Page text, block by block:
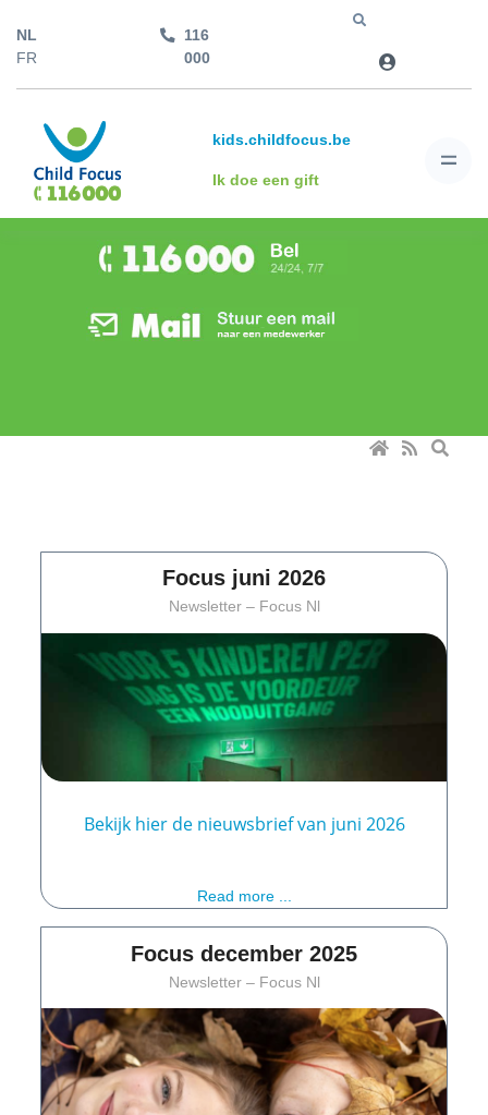
NL
FR
116
000
kids.childfocus.be
Ik doe een gift
Focus juni 2026
Newsletter – Focus Nl
Bekijk hier de nieuwsbrief van juni 2026
Read more ...
Focus december 2025
Newsletter – Focus Nl